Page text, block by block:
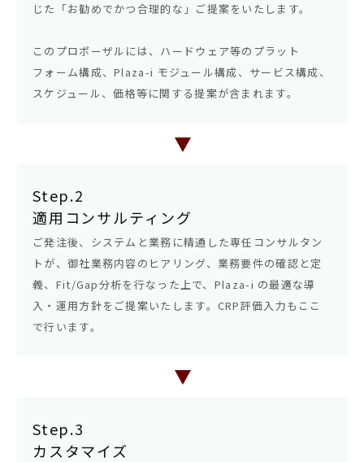
セミナー情報
お役立ち資料
じた「お勧めでかつ合理的な」ご提案をいたします。
このプロポーザルには、ハードウェア等のプラット
フォーム構成、Plaza-i モジュール構成、サービス構成、
スケジュール、価格等に関する提案が含まれます。
Step.2
適用コンサルティング
ご発注後、システムと業務に精通した専任コンサルタン
トが、御社業務内容のヒアリング、業務要件の確認と定
義、Fit/Gap分析を行なった上で、Plaza-i の最適な導
入・運用方針をご提案いたします。CRP評価入力もここ
で行います。
Step.3
カスタマイズ